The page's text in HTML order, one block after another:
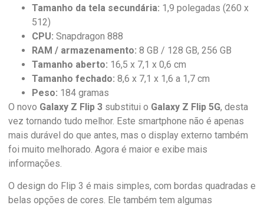
Tamanho da tela secundária: 1,9 polegadas (260 x
512)
CPU: Snapdragon 888
RAM / armazenamento: 8 GB / 128 GB, 256 GB
Tamanho aberto: 16,5 x 7,1 x 0,6 cm
Tamanho fechado: 8,6 x 7,1 x 1,6 a 1,7 cm
Peso: 184 gramas
O novo Galaxy Z Flip 3 substitui o Galaxy Z Flip 5G, desta
vez tornando tudo melhor. Este smartphone não é apenas
mais durável do que antes, mas o display externo também
foi muito melhorado. Agora é maior e exibe mais
informações.
O design do Flip 3 é mais simples, com bordas quadradas e
belas opções de cores. Ele também tem algumas